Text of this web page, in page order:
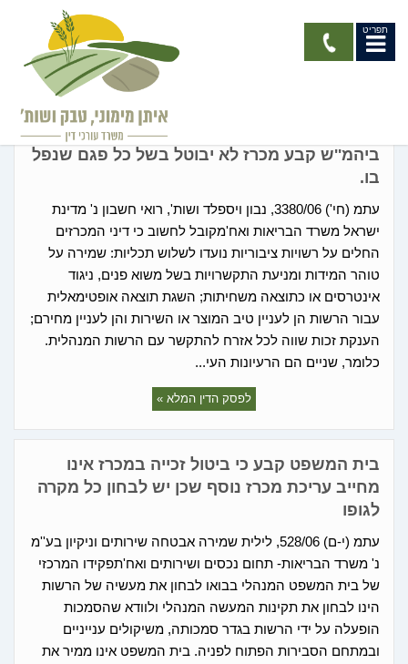
תפריט
ביהמ''ש קבע מכרז לא יבוטל בשל כל פגם שנפל
בו.
עתמ (חי') 3380/06, נבון ויספלד ושות', רואי חשבון נ' מדינת
ישראל משרד הבריאות ואח'מקובל לחשוב כי דיני המכרזים
החלים על רשויות ציבוריות נועדו לשלוש תכליות: שמירה על
טוהר המידות ומניעת התקשרויות בשל משוא פנים, ניגוד
אינטרסים או כתוצאה משחיתות; השגת תוצאה אופטימאלית
עבור הרשות הן לעניין טיב המוצר או השירות והן לעניין מחירם;
הענקת זכות שווה לכל אזרח להתקשר עם הרשות המנהלית.
כלומר, שניים הם הרעיונות העי...
לפסק הדין המלא »
בית המשפט קבע כי ביטול זכייה במכרז אינו
מחייב עריכת מכרז נוסף שכן יש לבחון כל מקרה
לגופו
עתמ (י-ם) 528/06, לילית שמירה אבטחה שירותים וניקיון בע''מ
נ' משרד הבריאות- תחום נכסים ושירותים ואח'תפקידו המרכזי
של בית המשפט המנהלי בבואו לבחון את מעשיה של הרשות
הינו לבחון את תקינות המעשה המנהלי ולוודא שהסמכות
הופעלה על ידי הרשות בגדר סמכותה, משיקולים ענייניים
ובמתחם הסבירות הפתוח לפניה. בית המשפט אינו ממיר את